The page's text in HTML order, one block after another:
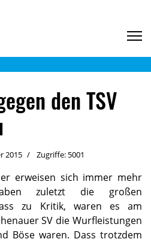
den TSV
2015 Zugriffe: 5001
erweisen sich immer mehr
zuletzt die großen
zu Kritik, waren es am
SV die Wurfleistungen
Böse waren. Dass trotzdem